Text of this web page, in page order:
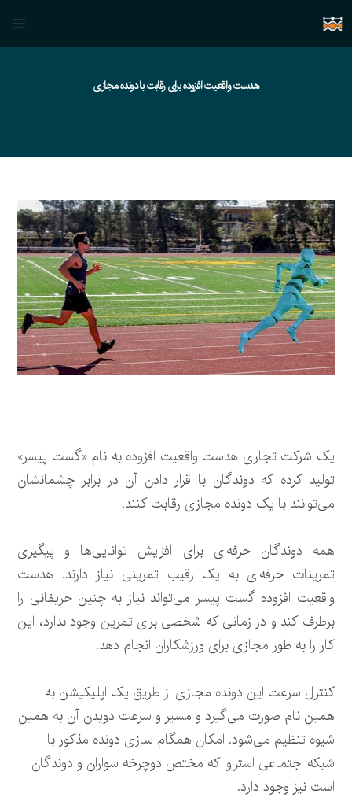
هدست واقعیت افزوده برای رقابت با دونده مجازی
یک شرکت تجاری هدست واقعیت افزوده به نام «گست پیسر»
تولید کرده که دوندگان با قرار دادن آن در برابر چشمانشان
می‌توانند با یک دونده مجازی رقابت کنند.
همه دوندگان حرفه‌ای برای افزایش توانایی‌ها و پیگیری
تمرینات حرفه‌ای به یک رقیب تمرینی نیاز دارند. هدست
واقعیت افزوده گست پیسر می‌تواند نیاز به چنین حریفانی را
برطرف کند و در زمانی که شخصی برای تمرین وجود ندارد، این
کار را به طور مجازی برای ورزشکاران انجام دهد.
کنترل سرعت این دونده مجازی از طریق یک اپلیکیشن به
همین نام صورت می‌گیرد و مسیر و سرعت دویدن آن به همین
شیوه تنظیم می‌شود. امکان همگام سازی دونده مذکور با
شبکه اجتماعی استراوا که مختص دوچرخه سواران و دوندگان
است نیز وجود دارد.